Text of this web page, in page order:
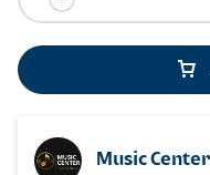
Music